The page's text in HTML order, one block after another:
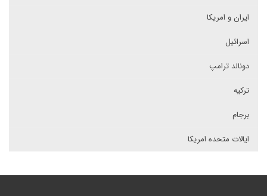
ایران و امریکا
اسرائیل
دونالد ترامپ
ترکیه
برجام
ایالات متحده امریکا